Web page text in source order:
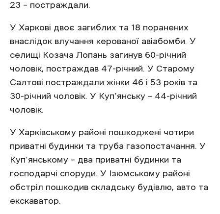
23 – постраждали.
У Харкові двоє загиблих та 18 поранених
внаслідок влучання керованої авіабомби. У
селищі Козача Лопань загинув 60-річний
чоловік, постраждав 47-річний. У Старому
Салтові постраждали жінки 46 і 53 років та
30-річний чоловік. У Куп’янську – 44-річний
чоловік.
У Харківському районі пошкоджені чотири
приватні будинки та труба газопостачання. У
Куп’янському – два приватні будинки та
господарчі споруди. У Ізюмському районі
обстріл пошкодив складську будівлю, авто та
екскаватор.